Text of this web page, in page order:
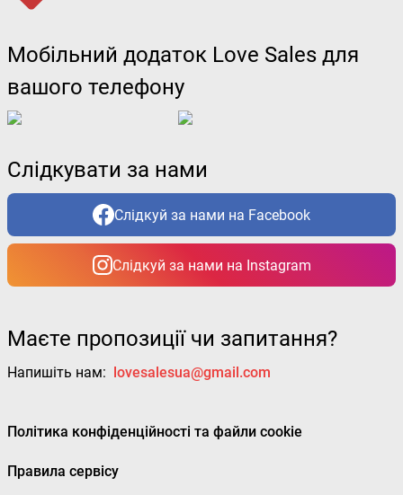
Мобільний додаток Love Sales для
вашого телефону
Слідкувати за нами
Слідкуй за нами на Facebook
Слідкуй за нами на Instagram
Маєте пропозиції чи запитання?
Напишіть нам: lovesalesua@gmail.com
Політика конфіденційності та файли cookie
Правила сервісу